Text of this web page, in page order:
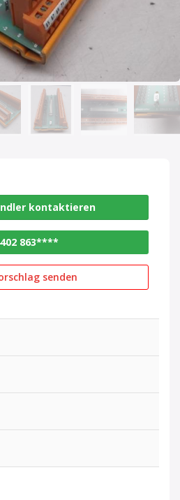
kontaktieren
863****
senden